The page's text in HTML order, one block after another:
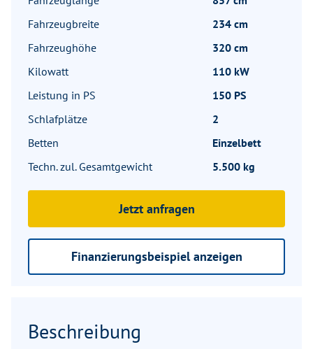
Fahrzeugbreite
234 cm
Fahrzeughöhe
320 cm
Kilowatt
110 kW
Leistung in PS
150 PS
Schlafplätze
2
Betten
Einzelbett
Techn. zul. Gesamtgewicht
5.500 kg
Jetzt anfragen
Finanzierungsbeispiel anzeigen
Beschreibung